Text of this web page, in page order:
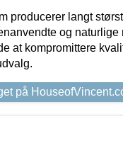
producerer langt
og naturlige
at kompromittere
på